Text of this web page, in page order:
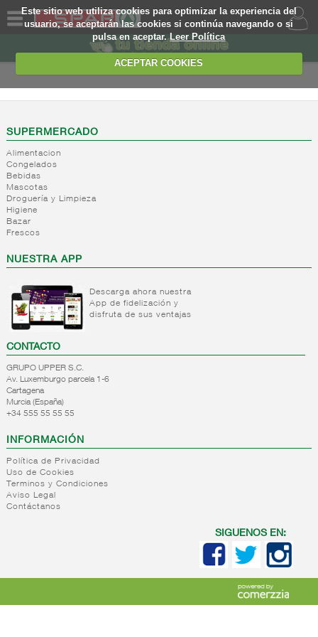
Este sitio web utiliza cookies para optimizar la experiencia del
usuario, se aceptarán las cookies si continúa navegando o si
pulsa en aceptar.Leer Política
ACEPTAR COOKIES
SOMOS
WEB
EJEMPLO
SUPERMERCADO
Alimentacion
Congelados
Bebidas
Mascotas
Droguería y Limpieza
Higiene
Bazar
Frescos
NUESTRA APP
Descarga ahora nuestra
App de fidelización y
disfruta de sus ventajas
CONTACTO
GRUPO UPPER S.C.
Av. Luxemburgo parcela 1-6
Cartagena
Murcia (España)
+34 555 55 55 55
INFORMACIÓN
Política de Privacidad
Uso de Cookies
Terminos y Condiciones
Aviso Legal
Contáctanos
SIGUENOS EN: